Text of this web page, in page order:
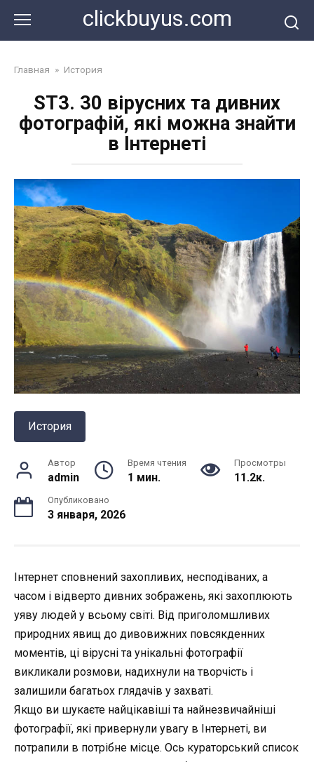
контенту
clickbuyus.com
Главная » История
ST3. 30 вірусних та дивних
фотографій, які можна знайти
в Інтернеті
История
Автор
admin
Время чтения
1 мин.
Просмотры
11.2к.
Опубликовано
3 января, 2026
Інтернет сповнений захопливих, несподіваних, а
часом і відверто дивних зображень, які захоплюють
уяву людей у ​​всьому світі. Від приголомшливих
природних явищ до дивовижних повсякденних
моментів, ці вірусні та унікальні фотографії
викликали розмови, надихнули на творчість і
залишили багатьох глядачів у захваті.
Якщо ви шукаєте найцікавіші та найнезвичайніші
фотографії, які привернули увагу в Інтернеті, ви
потрапили в потрібне місце. Ось кураторський список